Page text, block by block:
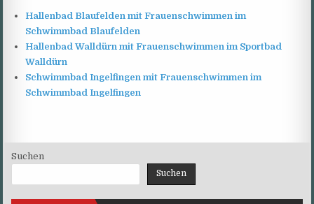
Hallenbad Blaufelden mit Frauenschwimmen im
Schwimmbad Blaufelden
Hallenbad Walldürn mit Frauenschwimmen im Sportbad
Walldürn
Schwimmbad Ingelfingen mit Frauenschwimmen im
Schwimmbad Ingelfingen
Suchen
Suchen